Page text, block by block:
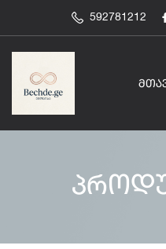
592781212